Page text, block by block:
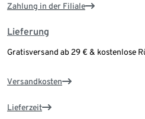
Zahlung in der Filiale
Lieferung
Gratisversand ab 29 € & kostenlose
Versandkosten
Lieferzeit